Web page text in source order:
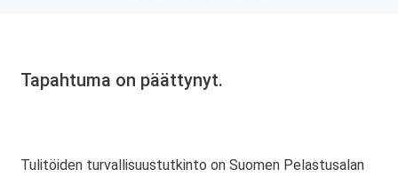
Tapahtuma on päättynyt.
Tulitöiden turvallisuustutkinto on Suomen Pelastusalan